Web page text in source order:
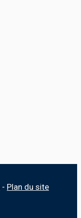
- Plan du site